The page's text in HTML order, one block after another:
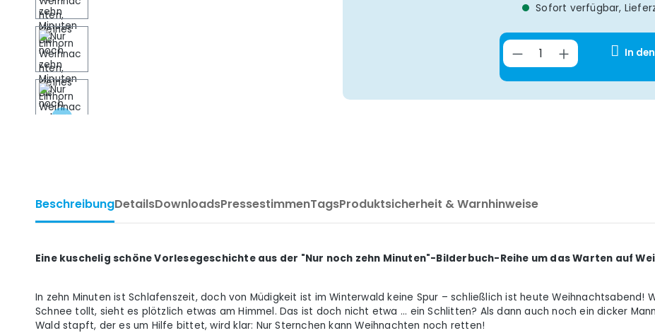
Sofort verfügbar,
Produkt Anzahl:
In
BeschreibungDetailsDownloadsPressestimmenTagsProduktsicherheit & Warnhinweise
Eine kuschelig schöne Vorlesegeschichte aus der "Nur noch zehn Minuten"-Bilderbuch-Reihe um das Warten auf
In zehn Minuten ist Schlafenszeit, doch von Müdigkeit ist im Winterwald keine Spur – schließlich ist heute Weihnachtsabend!
Schnee tollt, sieht es plötzlich etwas am Himmel. Das ist doch nicht etwa ... ein Schlitten? Als dann auch noch ein dicker
Wald stapft, der es um Hilfe bittet, wird klar: Nur Sternchen kann Weihnachten noch retten!